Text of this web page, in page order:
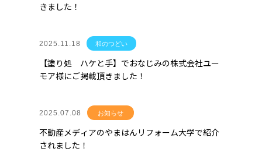
きました！
2025.11.18 和のつどい
【塗り処 ハケと手】でおなじみの株式会社ユー
モア様にご掲載頂きました！
2025.07.08 お知らせ
不動産メディアのやまはんリフォーム大学で紹介
されました！